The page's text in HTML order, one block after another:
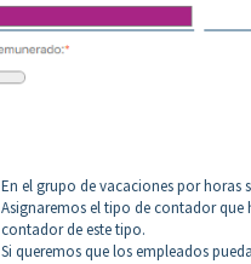
En el grupo de vacaciones por horas
Asignaremos el tipo de contador
contador de este tipo.
Si queremos que los empleados